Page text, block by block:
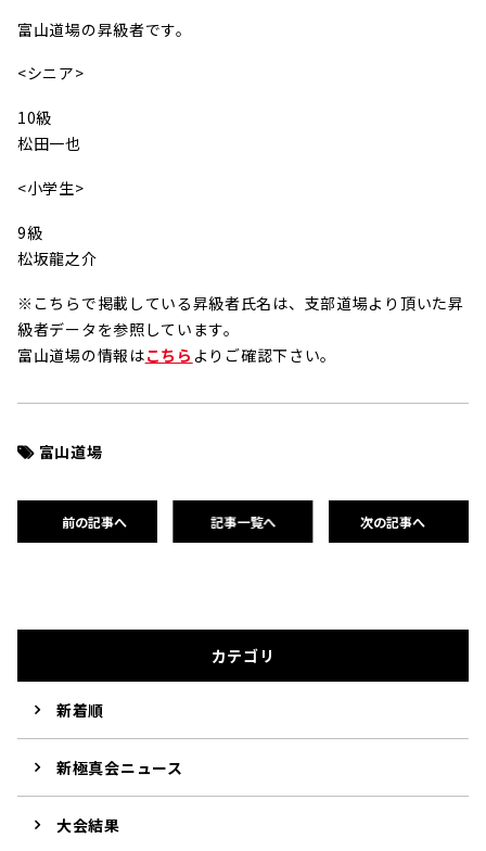
富山道場の昇級者です。
<シニア>
10級
松田一也
<小学生>
9級
松坂龍之介
※こちらで掲載している昇級者氏名は、支部道場より頂いた昇
級者データを参照しています。
富山道場の情報はこちら よりご確認下さい。
富山道場
前の記事へ 記事一覧へ 次の記事へ
カテゴリ
新着順
新極真会ニュース
大会結果